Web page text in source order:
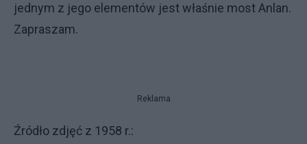
jednym z jego elementów jest właśnie most Anlan.
Zapraszam.
Reklama
Źródło zdjęć z 1958 r.: